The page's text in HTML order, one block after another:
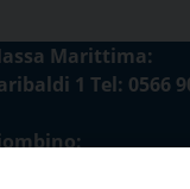
Marittima:
1 Tel: 0566